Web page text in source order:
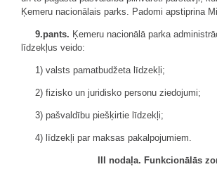
Ķemeru nacionālais parks. Padomi apstiprina
9.pants. Ķemeru nacionālā parka
līdzekļus veido:
1) valsts pamatbudžeta līdzekļi;
2) fizisko un juridisko personu ziedojumi;
3) pašvaldību piešķirtie līdzekļi;
4) līdzekļi par maksas pakalpojumiem.
III nodaļa. Funkcionālās